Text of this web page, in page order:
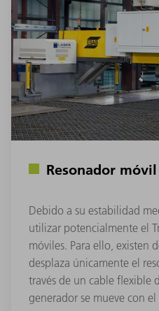
Resonador móvil
Debido a su estabilidad
utilizar potencialmente el
móviles. Para ello, existen
desplaza únicamente el
través de un cable flexible
generador se mueve con el